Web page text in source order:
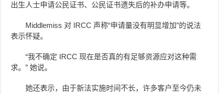
出生人士申请公民证书、公民证书遗失后的补办申请等。
Middlemiss 对 IRCC 声称“申请量没有明显增加”的说法
表示怀疑。
“我不确定 IRCC 现在是否真的有足够资源应对这种需
求。” 她说。
她还表示，由于新法实施时间不长，许多客户至今仍未